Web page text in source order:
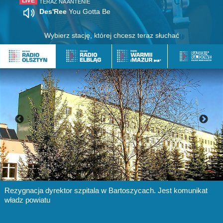
TERAZ NA ANTENIE
Des'Ree You Gotta Be
Wybierz stację, której chcesz teraz słuchać
Rezygnacja dyrektor szpitala w Bartoszycach. Jest komunikat
władz powiatu